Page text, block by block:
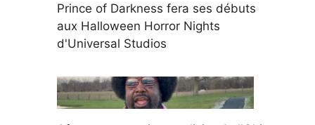
Prince of Darkness fera ses débuts
aux Halloween Horror Nights
d'Universal Studios